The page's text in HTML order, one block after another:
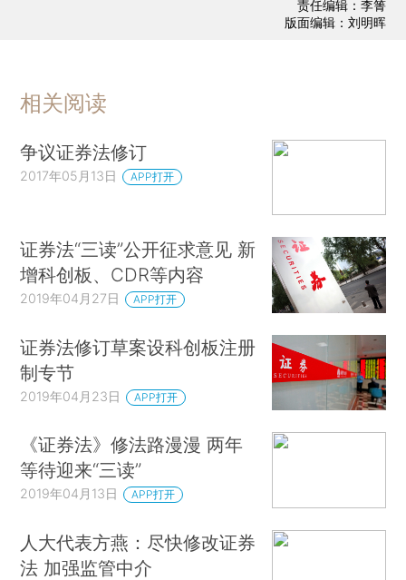
责任编辑：李箐
版面编辑：刘明晖
相关阅读
争议证券法修订
2017年05月13日 APP打开
证券法“三读”公开征求意见 新
增科创板、CDR等内容
2019年04月27日 APP打开
证券法修订草案设科创板注册
制专节
2019年04月23日 APP打开
《证券法》修法路漫漫 两年
等待迎来“三读”
2019年04月13日 APP打开
人大代表方燕：尽快修改证券
法 加强监管中介